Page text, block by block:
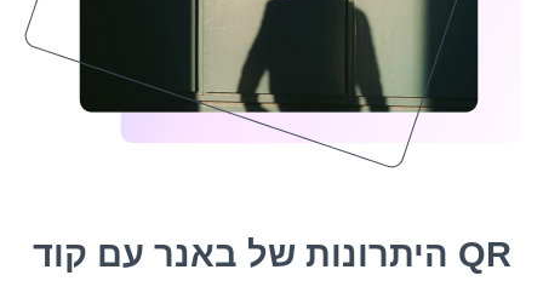
היתרונות של באנר עם קוד QR